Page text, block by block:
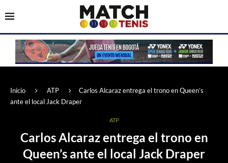
Inicio ATP
Carlos Alcaraz entrega el trono en Queen’s
ante el local Jack Draper
ATP
Carlos Alcaraz entrega el trono en
Queen’s ante el local Jack Draper